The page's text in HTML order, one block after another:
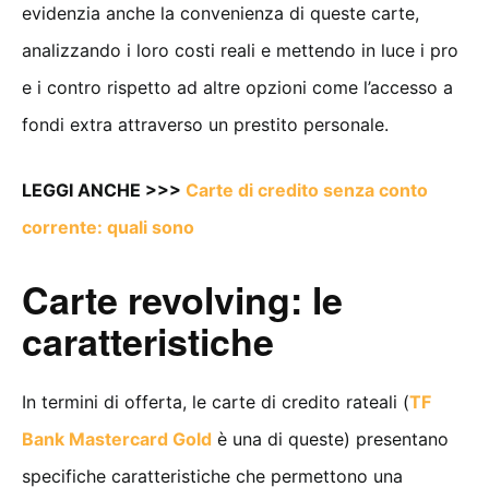
evidenzia anche la convenienza di queste carte,
analizzando i loro costi reali e mettendo in luce i pro
e i contro rispetto ad altre opzioni come l’accesso a
fondi extra attraverso un prestito personale.
LEGGI ANCHE >>> Carte di credito senza conto
corrente: quali sono
Carte revolving: le
caratteristiche
In termini di offerta, le carte di credito rateali (TF
Bank Mastercard Gold è una di queste) presentano
specifiche caratteristiche che permettono una